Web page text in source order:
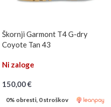
Škornji Garmont T4 G-dry
Coyote Tan 43
Ni zaloge
150,00€
0% obresti, 0 stroškov